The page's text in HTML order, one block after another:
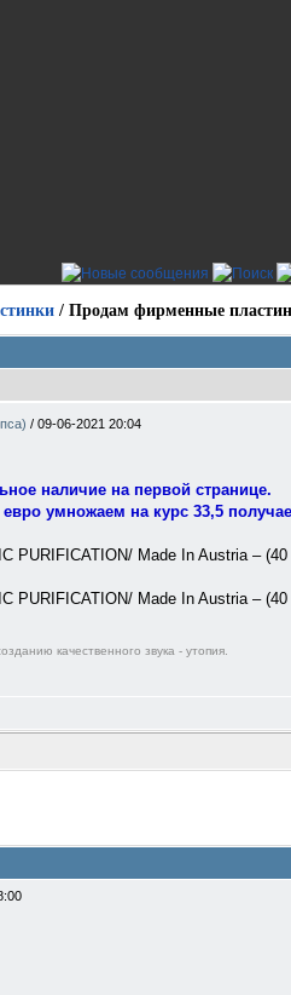
/ Продам фирменные
/ 09-06-2021 20:04
наличие на первой странице.
умножаем на курс 33,5
PURIFICATION/ Made In Austria –
PURIFICATION/ Made In Austria –
качественного звука - утопия.